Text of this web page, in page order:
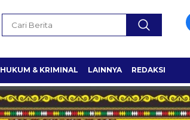
HUKUM & KRIMINAL LAINNYA REDAKSI